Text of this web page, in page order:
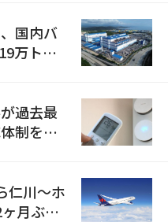
国内バ
万トン
過去最
制を点
仁川〜ホ
月ぶり